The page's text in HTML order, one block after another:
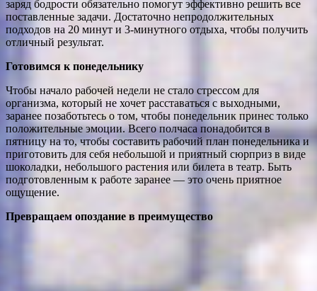
заряд бодрости обязательно помогут эффективно решить все
поставленные задачи. Достаточно непродолжительных
подходов на 20 минут и 3-минутного отдыха, чтобы получить
отличный результат.
Готовимся к понедельнику
Чтобы начало рабочей недели не стало стрессом для
организма, который не хочет расставаться с выходными,
заранее позаботьтесь о том, чтобы понедельник принес только
положительные эмоции. Всего полчаса понадобится в
пятницу на то, чтобы составить рабочий план понедельника и
приготовить для себя небольшой и приятный сюрприз в виде
шоколадки, небольшого растения или билета в театр. Быть
подготовленным к работе заранее — это очень приятное
ощущение.
Превращаем опоздание в преимущество